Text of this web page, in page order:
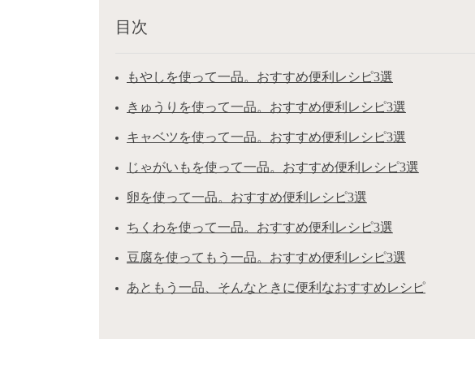
目次
もやしを使って一品。おすすめ便利レシピ3選
きゅうりを使って一品。おすすめ便利レシピ3選
キャベツを使って一品。おすすめ便利レシピ3選
じゃがいもを使って一品。おすすめ便利レシピ3選
卵を使って一品。おすすめ便利レシピ3選
ちくわを使って一品。おすすめ便利レシピ3選
豆腐を使ってもう一品。おすすめ便利レシピ3選
あともう一品、そんなときに便利なおすすめレシピ